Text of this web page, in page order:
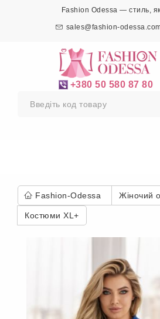
Fashion Odessa — стиль,
sales@fashion-
+380 50 580 87 80
Fashion-Odessa Жіночий
Костюми XL+